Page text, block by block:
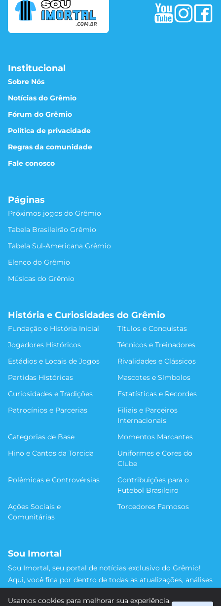
Institucional
Sobre Nós
Notícias do Grêmio
Fórum do Grêmio
Política de privacidade
Regras da comunidade
Fale conosco
Páginas
Próximos jogos do Grêmio
Tabela Brasileirão Grêmio
Tabela Sul-Americana Grêmio
Elenco do Grêmio
Músicas do Grêmio
História e Curiosidades do Grêmio
Fundação e História Inicial
Títulos e Conquistas
Jogadores Históricos
Técnicos e Treinadores
Estádios e Locais de Jogos
Rivalidades e Clássicos
Partidas Históricas
Mascotes e Símbolos
Curiosidades e Tradições
Estatísticas e Recordes
Patrocínios e Parcerias
Filiais e Parceiros
Internacionais
Categorias de Base
Momentos Marcantes
Hino e Cantos da Torcida
Uniformes e Cores do
Clube
Polêmicas e Controvérsias
Contribuições para o
Futebol Brasileiro
Ações Sociais e
Comunitárias
Torcedores Famosos
Sou Imortal
Sou Imortal, seu portal de notícias exclusivo do Grêmio!
Aqui, você fica por dentro de todas as atualizações, análises
detalhe da trajetória do nosso time rumo às vitórias!
Usamos cookies para melhorar sua experiência.